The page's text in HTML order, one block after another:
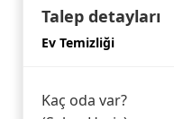
Talep detayları
Ev Temizliği
Kaç oda var?